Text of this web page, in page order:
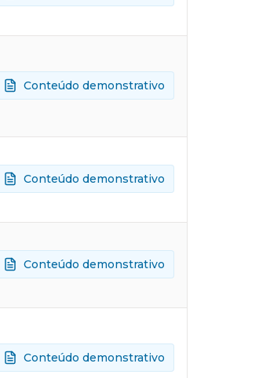
Conteúdo demonstrativo
Conteúdo demonstrativo
Conteúdo demonstrativo
Conteúdo demonstrativo